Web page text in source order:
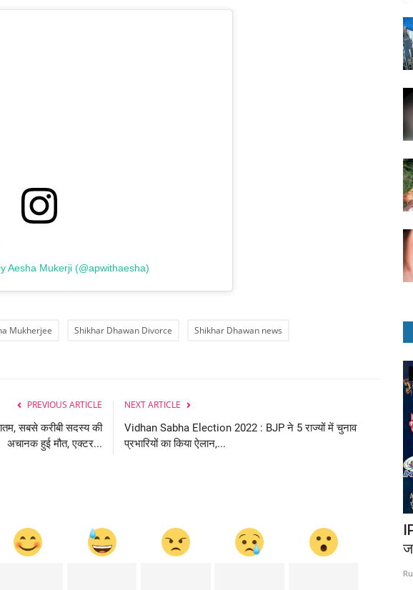
Aesha Mukerji (@apwithaesha)
Mukherjee Shikhar Dhawan Divorce Shikhar Dhawan news
PREVIOUS ARTICLE
सबसे करीबी सदस्य की
अचानक हुई मौत, एक्टर...
NEXT ARTICLE
Vidhan Sabha Election 2022 : BJP ने 5 राज्यों में चुनाव
प्रभारियों का किया ऐलान,...
नहीं लगाना पड़ेगा
मुंबई हमलों के मास्टरमाइंड आतंकी हाफिज सईद को
लेकर बड़ा...